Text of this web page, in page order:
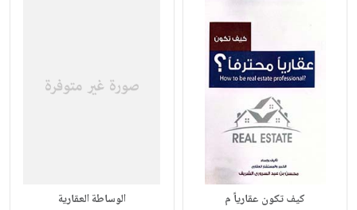
كيف تكون عقارياً م الوساطة العقارية